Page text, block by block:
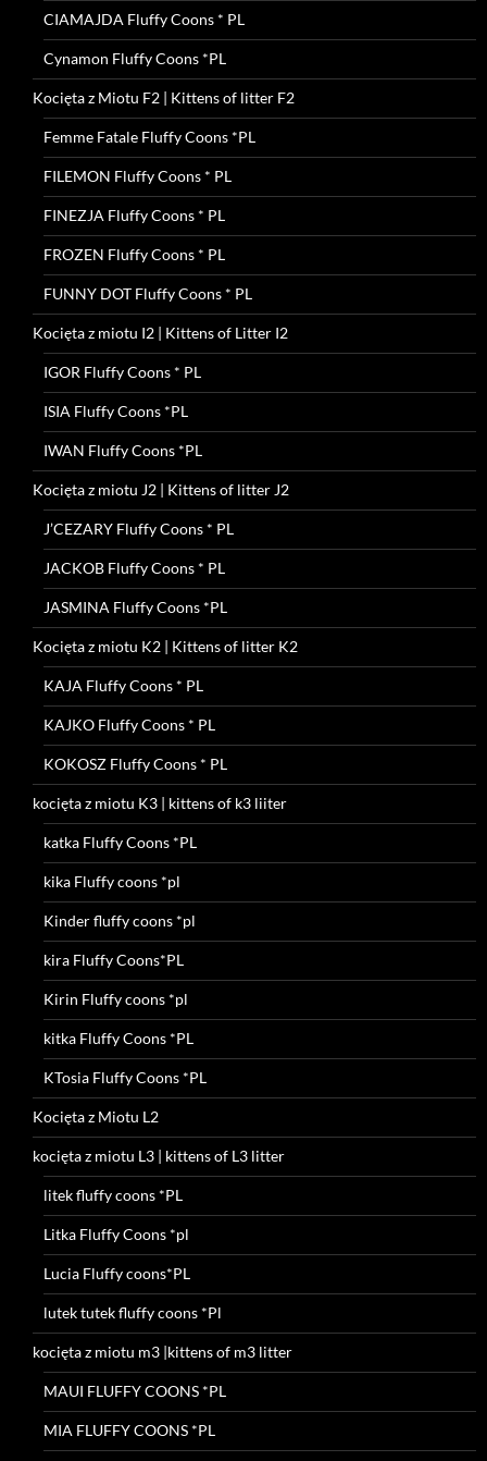
CIAMAJDA Fluffy Coons * PL
Cynamon Fluffy Coons *PL
Kocięta z Miotu F2 | Kittens of litter F2
Femme Fatale Fluffy Coons *PL
FILEMON Fluffy Coons * PL
FINEZJA Fluffy Coons * PL
FROZEN Fluffy Coons * PL
FUNNY DOT Fluffy Coons * PL
Kocięta z miotu I2 | Kittens of Litter I2
IGOR Fluffy Coons * PL
ISIA Fluffy Coons *PL
IWAN Fluffy Coons *PL
Kocięta z miotu J2 | Kittens of litter J2
J’CEZARY Fluffy Coons * PL
JACKOB Fluffy Coons * PL
JASMINA Fluffy Coons *PL
Kocięta z miotu K2 | Kittens of litter K2
KAJA Fluffy Coons * PL
KAJKO Fluffy Coons * PL
KOKOSZ Fluffy Coons * PL
kocięta z miotu K3 | kittens of k3 liiter
katka Fluffy Coons *PL
kika Fluffy coons *pl
Kinder fluffy coons *pl
kira Fluffy Coons*PL
Kirin Fluffy coons *pl
kitka Fluffy Coons *PL
KTosia Fluffy Coons *PL
Kocięta z Miotu L2
kocięta z miotu L3 | kittens of L3 litter
litek fluffy coons *PL
Litka Fluffy Coons *pl
Lucia Fluffy coons*PL
lutek tutek fluffy coons *Pl
kocięta z miotu m3 |kittens of m3 litter
MAUI FLUFFY COONS *PL
MIA FLUFFY COONS *PL